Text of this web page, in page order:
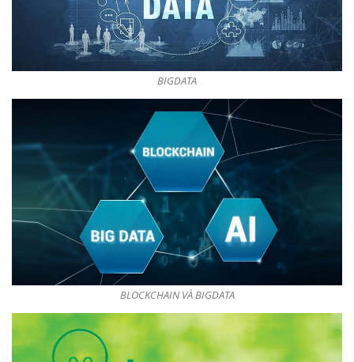
BIGDATA
BLOCKCHAIN VÀ BIGDATA